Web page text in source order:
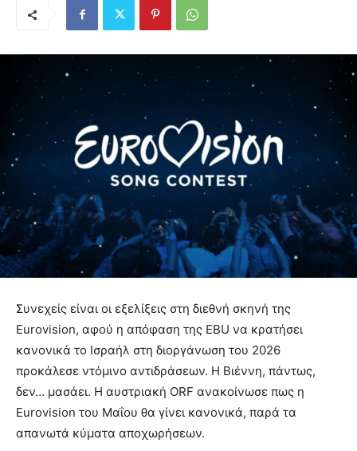
Συνεχείς είναι οι εξελίξεις στη διεθνή σκηνή της
Eurovision, αφού η απόφαση της EBU να κρατήσει
κανονικά το Ισραήλ στη διοργάνωση του 2026
προκάλεσε ντόμινο αντιδράσεων. Η Βιέννη, πάντως,
δεν… μασάει. Η αυστριακή ORF ανακοίνωσε πως η
Eurovision του Μαΐου θα γίνει κανονικά, παρά τα
απανωτά κύματα αποχωρήσεων.